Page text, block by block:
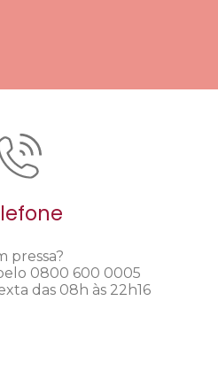
pressa?
0800 600 0005
das 08h às 22h16